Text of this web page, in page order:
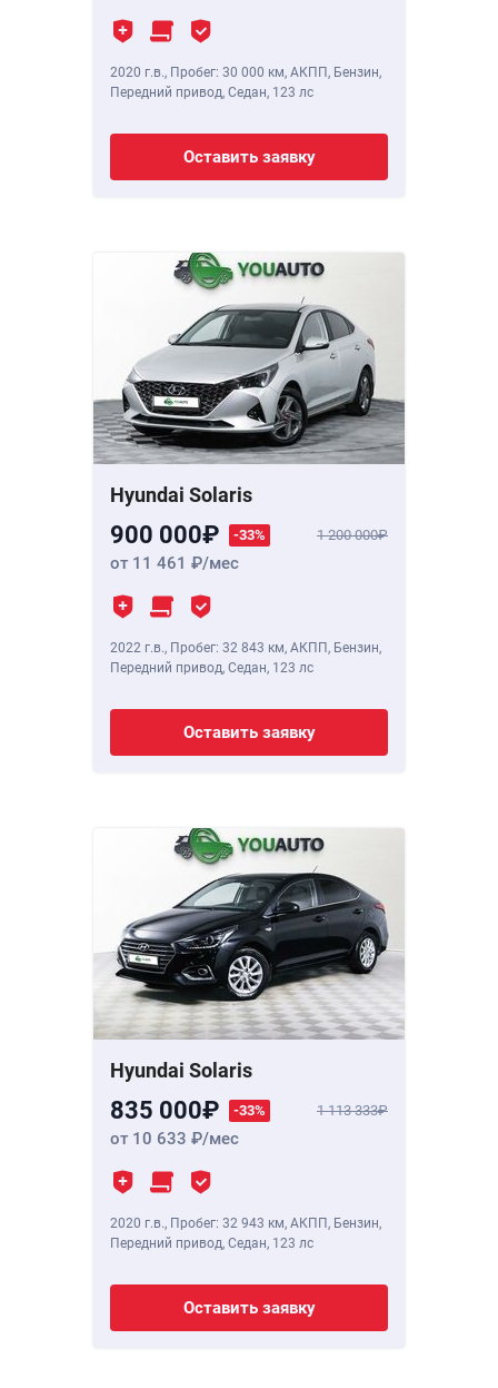
2020 г.в., Пробег: 30 000 км, АКПП, Бензин,
Передний привод, Седан, 123 лс
Оставить заявку
Hyundai Solaris
900 000 -33% 1 200 000
от 11 461 /мес
2022 г.в., Пробег: 32 843 км, АКПП, Бензин,
Передний привод, Седан, 123 лс
Оставить заявку
Hyundai Solaris
835 000 -33% 1 113 333
от 10 633 /мес
2020 г.в., Пробег: 32 943 км, АКПП, Бензин,
Передний привод, Седан, 123 лс
Оставить заявку